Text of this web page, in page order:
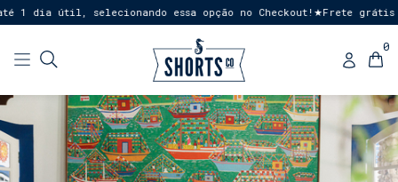
dia útil, selecionando essa opção no Checkout!★Frete grátis
0